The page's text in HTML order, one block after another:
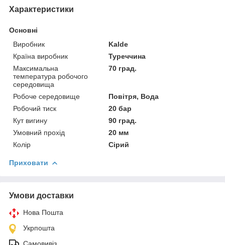
Характеристики
Основні
Виробник
Kalde
Країна виробник
Туреччина
Максимальна
температура робочого
середовища
70 град.
Робоче середовище
Повітря, Вода
Робочий тиск
20 бар
Кут вигину
90 град.
Умовний прохід
20 мм
Колір
Сірий
Приховати
Умови доставки
Нова Пошта
Укрпошта
Самовивіз